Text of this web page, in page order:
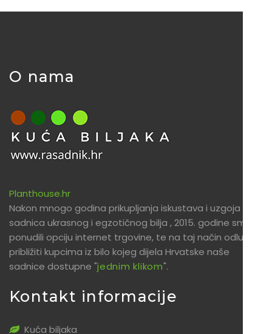
O nama
Planthouse.hr
Nakon mnogo godina prikupljanja iskustava i uzgoja
sadnica ukrasnog i egzotičnog bilja , 2015. godine smo
ponudili opciju internet trgovine, te na taj način odlučili
približiti kupcima iz bilo kojeg dijela Hrvatske naše
sadnice dostupne "jednim klikom".
Kontakt informacije
Kuća biljaka